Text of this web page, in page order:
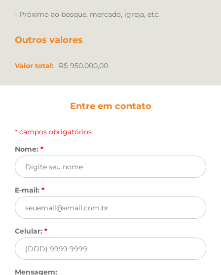
- Próximo ao bosque, mercado, igreja, etc.
Outros valores
Valor total: R$ 950.000,00
Entre em contato
* campos obrigatórios
Nome: *
E-mail: *
Celular: *
Mensagem: